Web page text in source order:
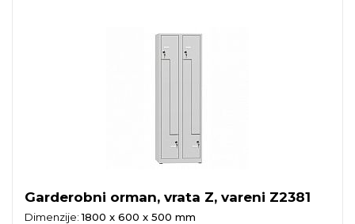
Garderobni orman, vrata Z, vareni Z2381
Dimenzije:1800 x 600 x 500 mm